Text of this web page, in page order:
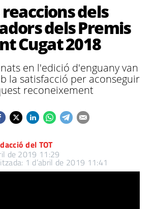
reaccions dels
dels Premis
Cugat 2018
en l'edició d'enguany van
la satisfacció per aconseguir
reconeixement
del TOT
de 2019 11:29
1 d’abril de 2019 11:41